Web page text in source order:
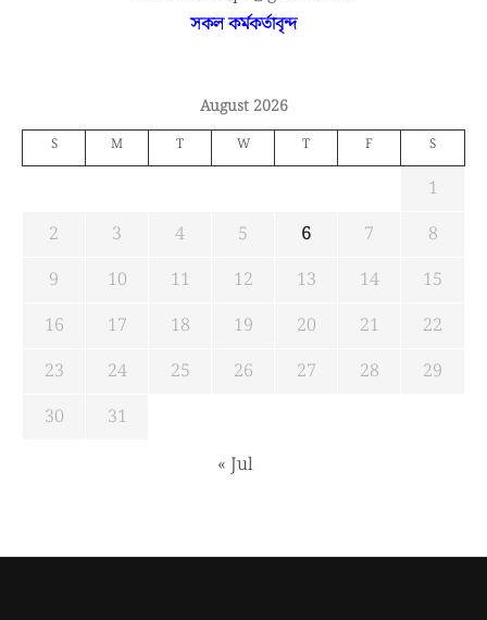
সকল কর্মকর্তাবৃন্দ
August 2026
S M T W T F S
1
2
3 4 5 6 7
8
9
10 11 12 13 14
15
16
17 18 19 20 21
22
23
24 25 26 27 28
29
30
31
« Jul